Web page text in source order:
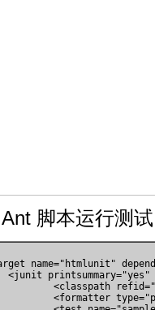
脚本运行测试
name="htmlunit"